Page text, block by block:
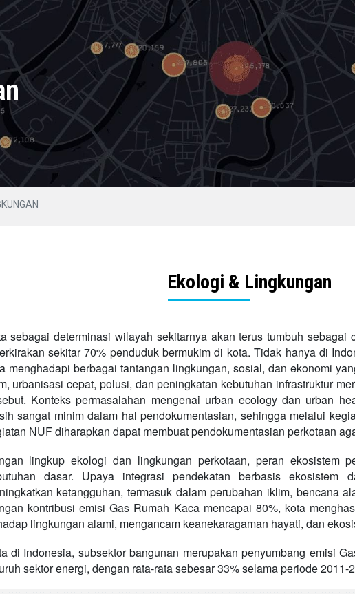
Ekologi & Lingkungan
sebagai determinasi wilayah sekitarnya akan terus tumbuh sebagai
sekitar 70% penduduk bermukim di kota. Tidak hanya di
menghadapi berbagai tantangan lingkungan, sosial, dan ekonomi
urbanisasi cepat, polusi, dan peningkatan kebutuhan infrastruktur
Konteks permasalahan mengenai urban ecology dan urban
sangat minim dalam hal pendokumentasian, sehingga melalui
NUF diharapkan dapat membuat pendokumentasian perkotaan
lingkup ekologi dan lingkungan perkotaan, peran ekosistem
dasar. Upaya integrasi pendekatan berbasis ekosistem
ketangguhan, termasuk dalam perubahan iklim, bencana
kontribusi emisi Gas Rumah Kaca mencapai 80%, kota
lingkungan alami, mengancam keanekaragaman hayati, dan
di Indonesia, subsektor bangunan merupakan penyumbang emisi
sektor energi, dengan rata-rata sebesar 33% selama periode 2011-